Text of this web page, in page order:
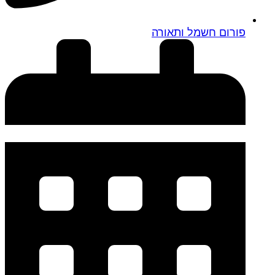
פורום חשמל ותאורה